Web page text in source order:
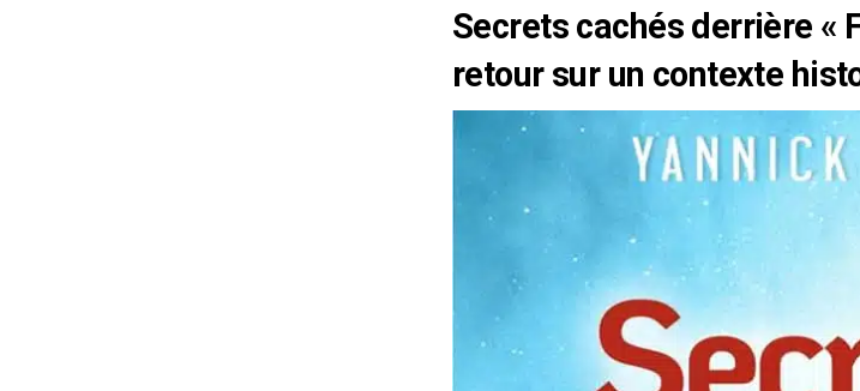
Secrets cachés derrière «
retour sur un contexte